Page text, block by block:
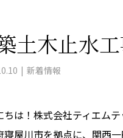
土木止水
新着情報
ちは！株式会社ティエムテ
寝屋川市を拠点に、関西